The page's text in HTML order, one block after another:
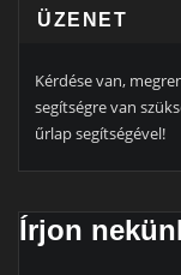
ÜZENET
Kérdése van,
segítségre van
űrlap segítségével!
Írjon